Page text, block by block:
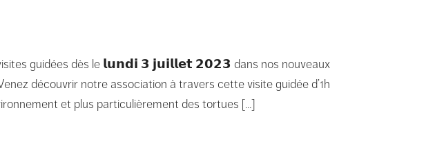
guidées dès le 𝗹𝘂𝗻𝗱𝗶 𝟯 𝗷𝘂𝗶𝗹𝗹𝗲𝘁 𝟮𝟬𝟮𝟯 dans nos nouveaux
découvrir notre association à travers cette visite guidée d’1h
et plus particulièrement des tortues […]